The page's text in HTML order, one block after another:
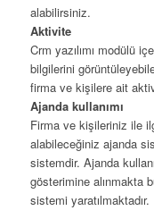
alabilirsiniz.
Aktivite
Crm yazılımı modülü
bilgilerini
firma ve kişilere ait
Ajanda kullanımı
Firma ve kişileriniz ile
alabileceğiniz ajanda
sistemdir. Ajanda
gösterimine alınmakta
sistemi yaratılmaktadır.